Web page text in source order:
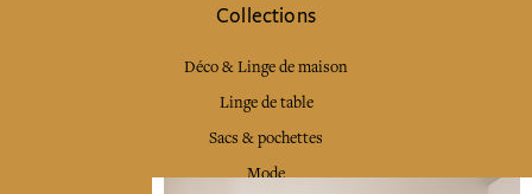
Collections
Déco & Linge de maison
Linge de table
Sacs & pochettes
Mode